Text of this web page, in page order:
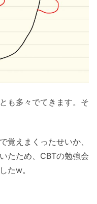
も多々でてきます。そ
覚えまくったせいか、
たため、CBTの勉強会
たw。